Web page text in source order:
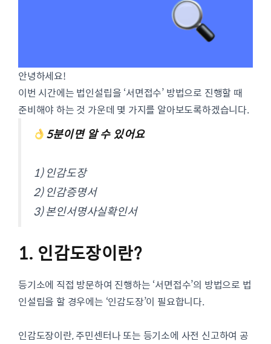
안녕하세요!
이번 시간에는 법인설립을 ‘서면접수’ 방법으로 진행할 때
준비해야 하는 것 가운데 몇 가지를 알아보도록하겠습니다.
5분이면 알 수 있어요
1) 인감도장
2) 인감증명서
3) 본인서명사실확인서
1. 인감도장이란?
등기소에 직접 방문하여 진행하는 ‘서면접수’의 방법으로 법
인설립을 할 경우에는 ‘인감도장’이 필요합니다.
인감도장이란, 주민센터나 또는 등기소에 사전 신고하여 공